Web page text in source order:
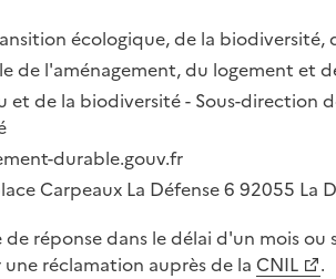
écologique, de la biodiversité,
de l'aménagement, du logement et
et de la biodiversité - Sous-direction
durable.gouv.fr
Carpeaux La Défense 6 92055 La
de réponse dans le délai d'un mois
réclamation auprès de la CNIL .